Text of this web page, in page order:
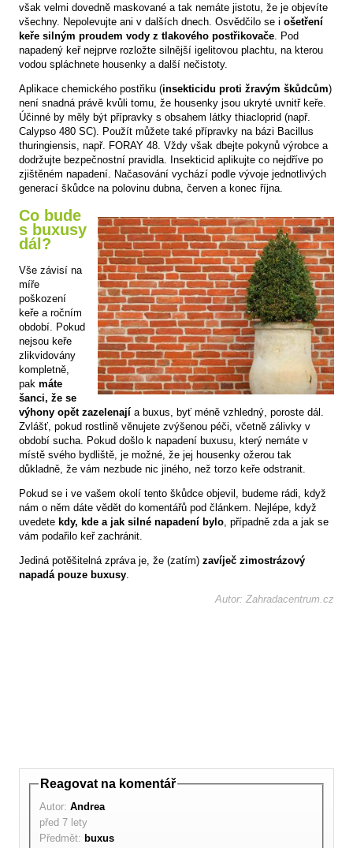
však velmi dovedně maskované a tak nemáte jistotu, že je objevíte
všechny. Nepolevujte ani v dalších dnech. Osvědčilo se i ošetření
keře silným proudem vody z tlakového postřikovače . Pod
napadený keř nejprve rozložte silnější igelitovou plachtu, na kterou
vodou spláchnete housenky a další nečistoty.
Aplikace chemického postřiku (insekticidu proti žravým škůdcům)
není snadná právě kvůli tomu, že housenky jsou ukryté uvnitř keře.
Účinné by měly být přípravky s obsahem látky thiacloprid (např.
Calypso 480 SC). Použít můžete také přípravky na bázi Bacillus
thuringiensis, např. FORAY 48. Vždy však dbejte pokynů výrobce a
dodržujte bezpečnostní pravidla. Insekticid aplikujte co nejdříve po
zjištěném napadení. Načasování vychází podle vývoje jednotlivých
generací škůdce na polovinu dubna, červen a konec října.
Co bude
s buxusy
dál?
Vše závisí na
míře
poškození
keře a ročním
období. Pokud
nejsou keře
zlikvidovány
kompletně,
pak máte
šanci, že se
výhony opět zazelenají a buxus, byť méně vzhledný, poroste dál.
Zvlášť, pokud rostlině věnujete zvýšenou péči, včetně zálivky v
období sucha. Pokud došlo k napadení buxusu, který nemáte v
místě svého bydliště, je možné, že jej housenky ožerou tak
důkladně, že vám nezbude nic jiného, než torzo keře odstranit.
Pokud se i ve vašem okolí tento škůdce objevil, budeme rádi, když
nám o něm dáte vědět do komentářů pod článkem. Nejlépe, když
uvedete kdy, kde a jak silné napadení bylo, případně zda a jak se
vám podařilo keř zachránit.
Jediná potěšitelná zpráva je, že (zatím) zavíječ zimostrázový
napadá pouze buxusy.
Autor: Zahradacentrum.cz
Reagovat na komentář
Autor: Andrea
před 7 lety
Předmět: buxus